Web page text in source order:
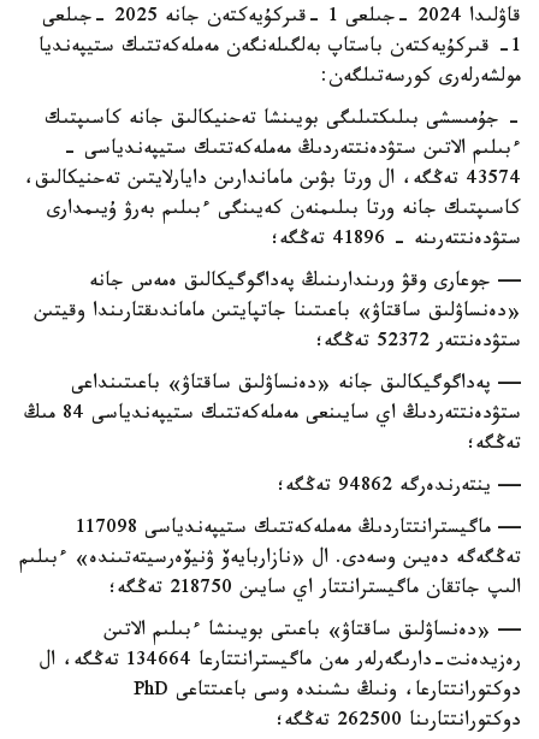
قاۋلىدا 2024 -جىلعى 1 -قىركۇيەكتەن جانە 2025 -جىلعى
1- قىركۇيەكتەن باستاپ بەلگىلەنگەن مەملەكەتتىك ستيپەنديا
مولشەرلەرى كورسەتىلگەن:
- جۇمىسشى بىلىكتىلىگى بويىنشا تەحنيكالىق جانە كاسىپتىك
ءبىلىم الاتىن ستۋدەنتتەردىڭ مەملەكەتتىك ستيپەندياسى -
43574 تەڭگە، ال ورتا بۋىن ماماندارىن دايارلايتىن تەحنيكالىق،
كاسىپتىك جانە ورتا بىلىمنەن كەيىنگى ءبىلىم بەرۋ ۇيىمدارى
ستۋدەنتتەرىنە - 41896 تەڭگە؛
— جوعارى وقۋ ورىندارىنىڭ پەداگوگيكالىق ەمەس جانە
«دەنساۋلىق ساقتاۋ» باعىتىنا جاتپايتىن ماماندىقتارىندا وقيتىن
ستۋدەنتتەر 52372 تەڭگە؛
— پەداگوگيكالىق جانە «دەنساۋلىق ساقتاۋ» باعىتىنداعى
ستۋدەنتتەردىڭ اي سايىنعى مەملەكەتتىك ستيپەندياسى 84 مىڭ
تەڭگە؛
— ينتەرندەرگە 94862 تەڭگە؛
— ماگيسترانتتاردىڭ مەملەكەتتىك ستيپەندياسى 117098
تەڭگەگە دەيىن وسەدى. ال «نازاربايەۆ ۋنيۆەرسيتەتىندە» ءبىلىم
الىپ جاتقان ماگيسترانتتار اي سايىن 218750 تەڭگە؛
— «دەنساۋلىق ساقتاۋ» باعىتى بويىنشا ءبىلىم الاتىن
رەزيدەنت-دارىگەرلەر مەن ماگيسترانتتارعا 134664 تەڭگە، ال
دوكتورانتتارعا، ونىڭ ىشىندە وسى باعىتتاعى PhD
دوكتورانتتارىنا 262500 تەڭگە؛